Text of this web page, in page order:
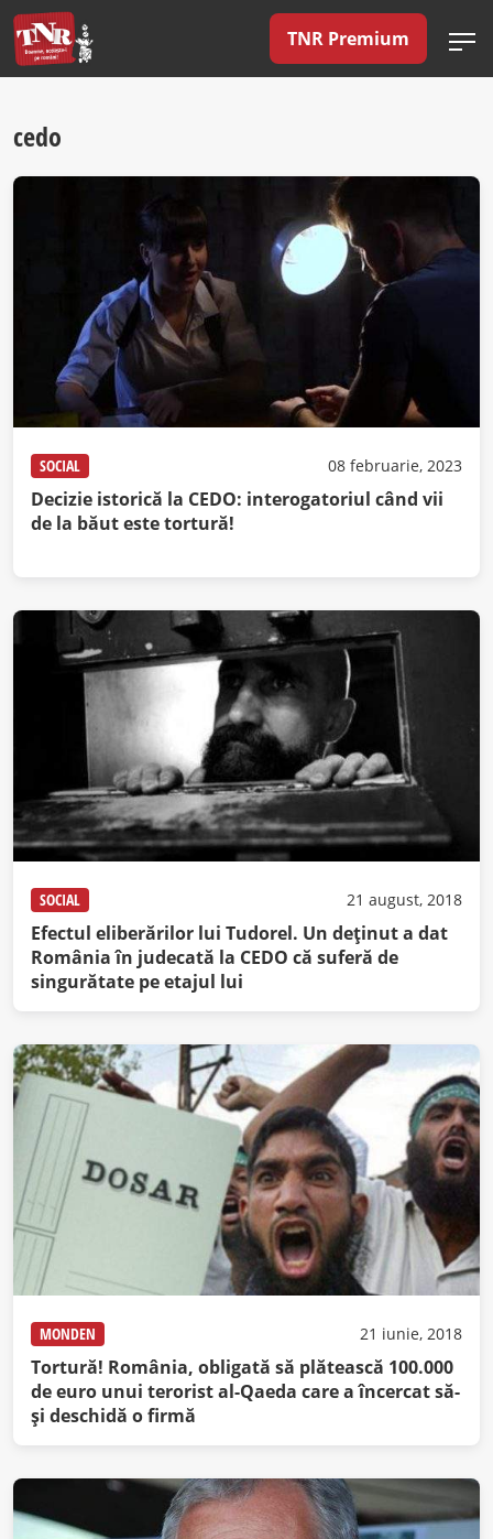
TNR Premium
cedo
SOCIAL 08 februarie, 2023
Decizie istorică la CEDO: interogatoriul când vii
de la băut este tortură!
SOCIAL 21 august, 2018
Efectul eliberărilor lui Tudorel. Un deţinut a dat
România în judecată la CEDO că suferă de
singurătate pe etajul lui
MONDEN 21 iunie, 2018
Tortură! România, obligată să plătească 100.000
de euro unui terorist al-Qaeda care a încercat să-
şi deschidă o firmă